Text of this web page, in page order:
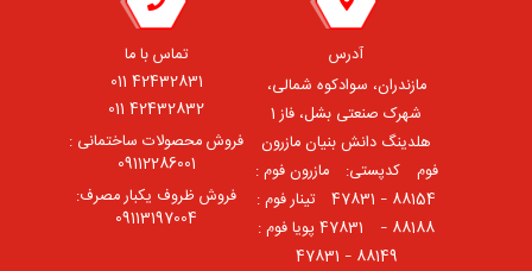
آدرس
مازندران، سوادکوه شمالی،
شهرک صنعتی بشل، فاز 1
هلدینگ دانش بنیان مازرون
فوم ⠀کدپستی: ⠀مازرون فوم :
88154 – 47831 ⠀تینار فوم :
88188 – 47831⠀ پویا فوم :
88149 – 47831
تماس با ما
42432831 011
42432832 011
فروش محصولات ساختمانی :
09112286001
فروش ظروف یکبار مصرف:
09113197004